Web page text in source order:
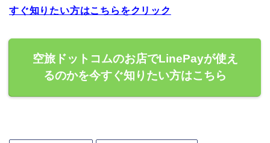
すぐ知りたい方はこちらをクリック
空旅ドットコムのお店でLinePayが使え
るのかを今すぐ知りたい方はこちら